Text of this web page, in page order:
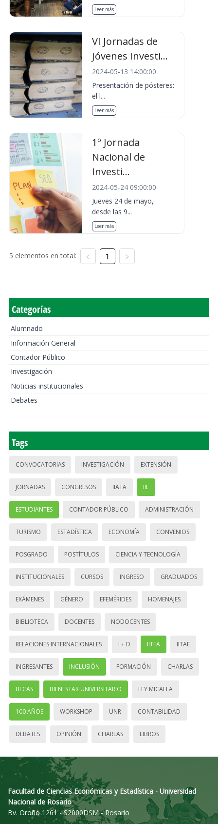
Leer más
VI Jornadas de
Jóvenes Investi...
2024-05-13 14:00:00
Presentación de pósteres:
el l...
Leer más
1º Jornada
Nacional de
Investi...
2024-05-24 09:00:00
Jueves 24 de mayo,
desde las 9...
Leer más
5 elementos en total: 1
Categorías
Alumnado
Información General
Contador Público
Investigación
Noticias institucionales
Debates
Tags
CONVOCATORIAS INVESTIGACIÓN EXTENSIÓN
JORNADAS CONGRESOS IIATA IIE
ESTUDIANTES CONTADOR PÚBLICO ADMINISTRACIÓN
TURISMO ESTADÍSTICA ECONOMÍA CONVENIOS
POSGRADO POSTÍTULOS CIENCIA Y TECNOLOGÍA
INSTITUCIONALES CURSOS INGRESO GRADUADOS
EXÁMENES GÉNERO EFEMÉRIDES HOMENAJES
BIBLIOTECA DOCENTES NODOCENTES
RELACIONES INTERNACIONALES I + D IITEA IITAE
INGRESANTES INCLUSIÓN FORMACIÓN CHARLAS
BECAS BIENESTAR UNIVERSITARIO LEY MICAELA
100 AÑOS WORKSHOP UNR CONTABILIDAD
DEBATES OPINIÓN CHARLAS LIBROS
Facultad de Ciencias Económicas y Estadística - Universidad
Nacional de Rosario
Bv. Oroño 1261 - S2000DSM - Rosario